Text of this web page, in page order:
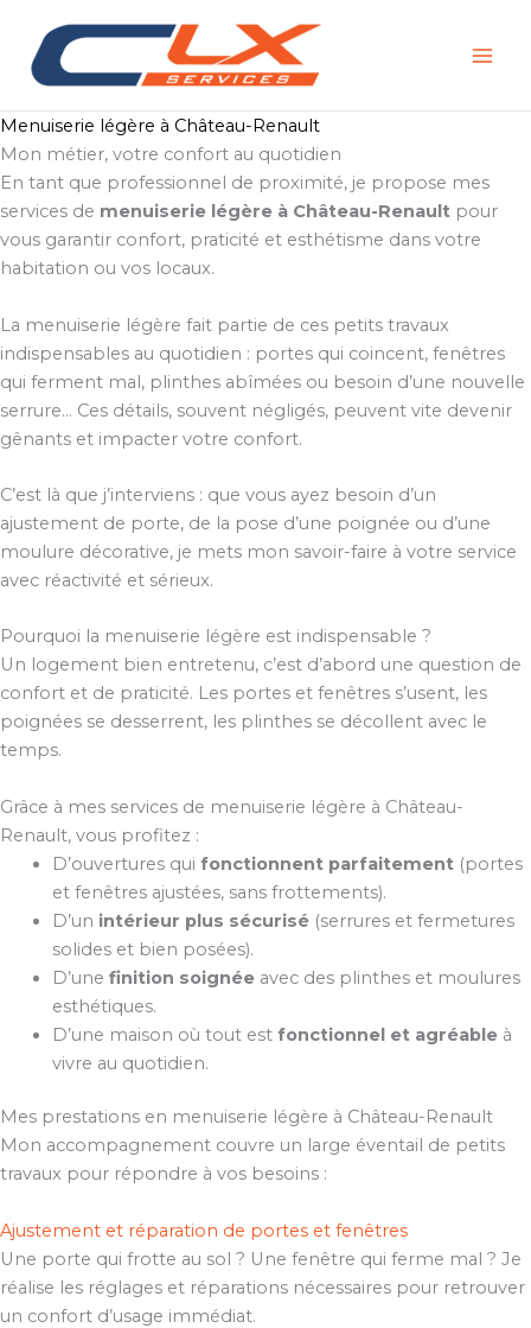
contenu
Menuiserie légère à Château-Renault
Mon métier, votre confort au quotidien
En tant que professionnel de proximité, je propose mes
services de menuiserie légère à Château-Renault pour
vous garantir confort, praticité et esthétisme dans votre
habitation ou vos locaux.
La menuiserie légère fait partie de ces petits travaux
indispensables au quotidien : portes qui coincent, fenêtres
qui ferment mal, plinthes abîmées ou besoin d’une nouvelle
serrure… Ces détails, souvent négligés, peuvent vite devenir
gênants et impacter votre confort.
C’est là que j’interviens : que vous ayez besoin d’un
ajustement de porte, de la pose d’une poignée ou d’une
moulure décorative, je mets mon savoir-faire à votre service
avec réactivité et sérieux.
Pourquoi la menuiserie légère est indispensable ?
Un logement bien entretenu, c’est d’abord une question de
confort et de praticité. Les portes et fenêtres s’usent, les
poignées se desserrent, les plinthes se décollent avec le
temps.
Grâce à mes services de menuiserie légère à Château-
Renault, vous profitez :
D’ouvertures qui fonctionnent parfaitement(portes
et fenêtres ajustées, sans frottements).
D’un intérieur plus sécurisé(serrures et fermetures
solides et bien posées).
D’une finition soignéeavec des plinthes et moulures
esthétiques.
D’une maison où tout est fonctionnel et agréableà
vivre au quotidien.
Mes prestations en menuiserie légère à Château-Renault
Mon accompagnement couvre un large éventail de petits
travaux pour répondre à vos besoins :
Ajustement et réparation de portes et fenêtres
Une porte qui frotte au sol ? Une fenêtre qui ferme mal ? Je
réalise les réglages et réparations nécessaires pour retrouver
un confort d’usage immédiat.